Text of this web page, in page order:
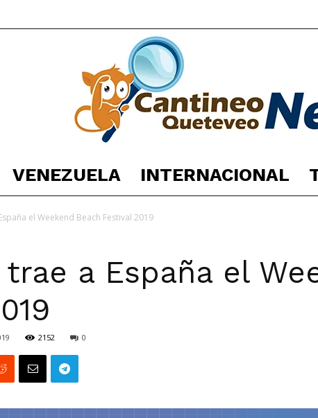
España
VENEZUELA INTERNACIONAL
el Weekend Beach Festival 2019
a España el
2152 0